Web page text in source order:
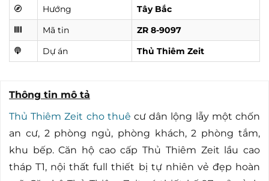
Hướng
Tây Bắc
Mã tin
ZR 8-9097
Dự án
Thủ Thiêm Zeit
Thông tin mô tả
Thủ Thiêm Zeit cho thuê cư dân lộng lẫy một chốn
an cư, 2 phòng ngủ, phòng khách, 2 phòng tắm,
khu bếp. Căn hộ cao cấp Thủ Thiêm Zeit lầu cao
tháp T1, nội thất full thiết bị tự nhiên vẻ đẹp hoàn